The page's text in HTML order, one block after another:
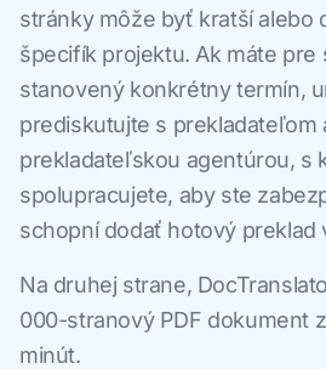
stránky môže byť kratší alebo
špecifík projektu. Ak máte pre
stanovený konkrétny termín,
prediskutujte s prekladateľom
prekladateľskou agentúrou, s
spolupracujete, aby ste
schopní dodať hotový preklad
Na druhej strane,
000-stranový PDF dokument
minút.